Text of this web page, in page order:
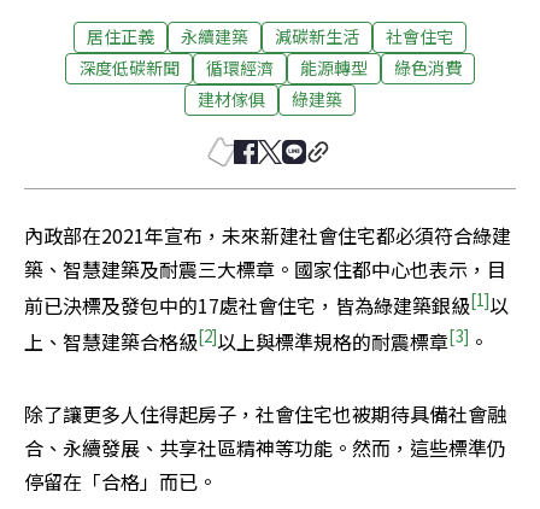
居住正義 永續建築 減碳新生活
社會住宅
深度低碳新聞
循環經濟 能源轉型
綠色消費
建材傢俱
綠建築
內政部在2021年宣布，未來新建社會住宅都必須符合綠建
築、智慧建築及耐震三大標章。國家住都中心也表示，目
前已決標及發包中的17處社會住宅，皆為綠建築銀級[1]以
上、智慧建築合格級[2]以上與標準規格的耐震標章[3] 。
除了讓更多人住得起房子，社會住宅也被期待具備社會融
合、永續發展、共享社區精神等功能。然而，這些標準仍
停留在「合格」而已。